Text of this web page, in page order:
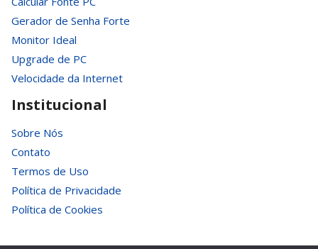
Gerador de Senha Forte
Monitor Ideal
Upgrade de PC
Velocidade da Internet
Institucional
Sobre Nós
Contato
Termos de Uso
Política de Privacidade
Política de Cookies